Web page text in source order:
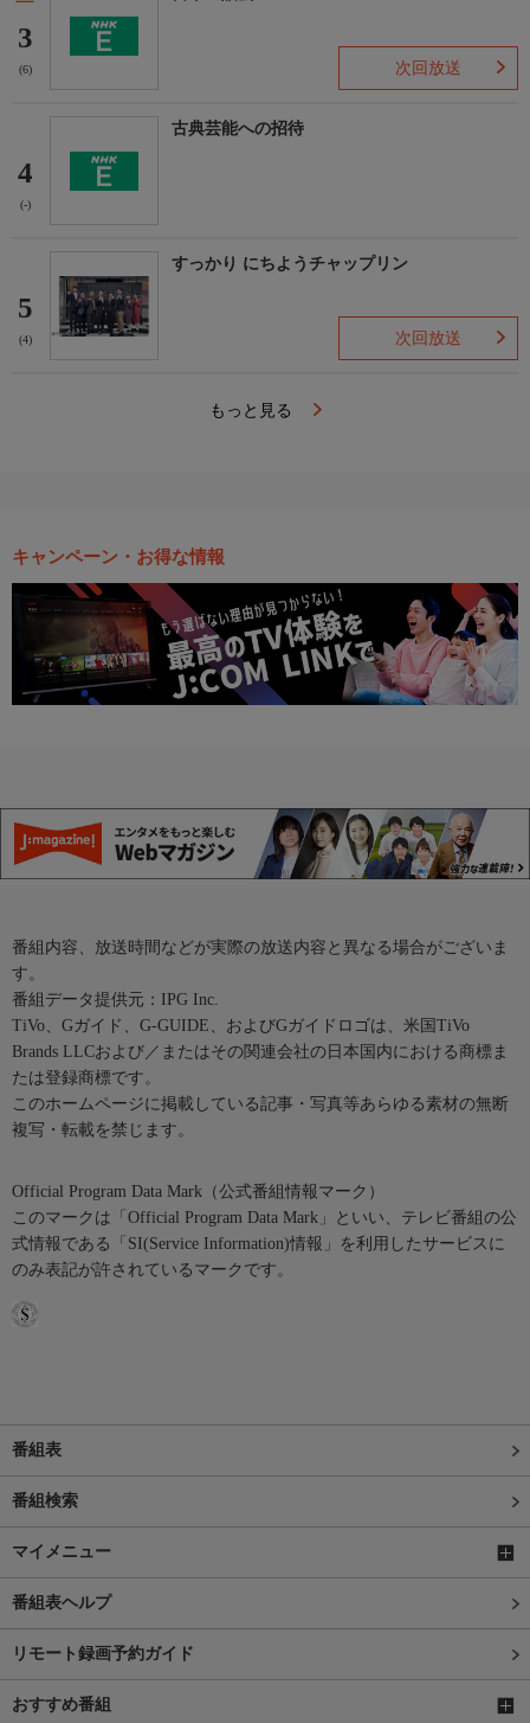
3
(6) 次回放送
4
(-)
古典芸能への招待
5
(4)
すっかり にちようチャップリン
次回放送
もっと見る
キャンペーン・お得な情報
番組内容、放送時間などが実際の放送内容と異なる場合がございま
す。
番組データ提供元：IPG Inc.
TiVo、Gガイド、G-GUIDE、およびGガイドロゴは、米国TiVo
Brands LLCおよび／またはその関連会社の日本国内における商標ま
たは登録商標です。
このホームページに掲載している記事・写真等あらゆる素材の無断
複写・転載を禁じます。
Official Program Data Mark（公式番組情報マーク）
このマークは「Official Program Data Mark」といい、テレビ番組の公
式情報である「SI(Service Information)情報」を利用したサービスに
のみ表記が許されているマークです。
番組表
番組検索
マイメニュー
番組表ヘルプ
リモート録画予約ガイド
おすすめ番組